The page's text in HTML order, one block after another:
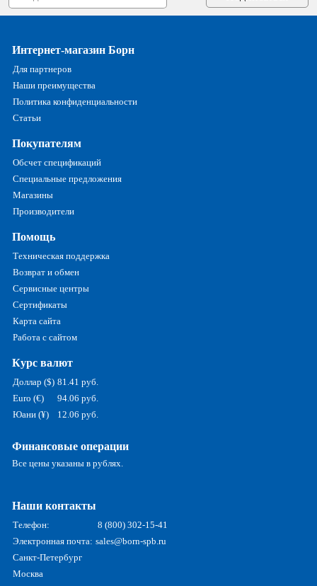
Интернет-магазин Борн
Для партнеров
Наши преимущества
Политика конфиденциальности
Статьи
Покупателям
Обсчет спецификаций
Специальные предложения
Магазины
Производители
Помощь
Техническая поддержка
Возврат и обмен
Сервисные центры
Сертификаты
Карта сайта
Работа с сайтом
Курс валют
Доллар ($) 81.41 руб.
Euro (€)
94.06 руб.
Юани (¥)
12.06 руб.
Финансовые операции
Все цены указаны в рублях.
Наши контакты
Телефон:
8 (800) 302-15-41
Электронная почта: sales@born-spb.ru
Санкт-Петербург
Москва